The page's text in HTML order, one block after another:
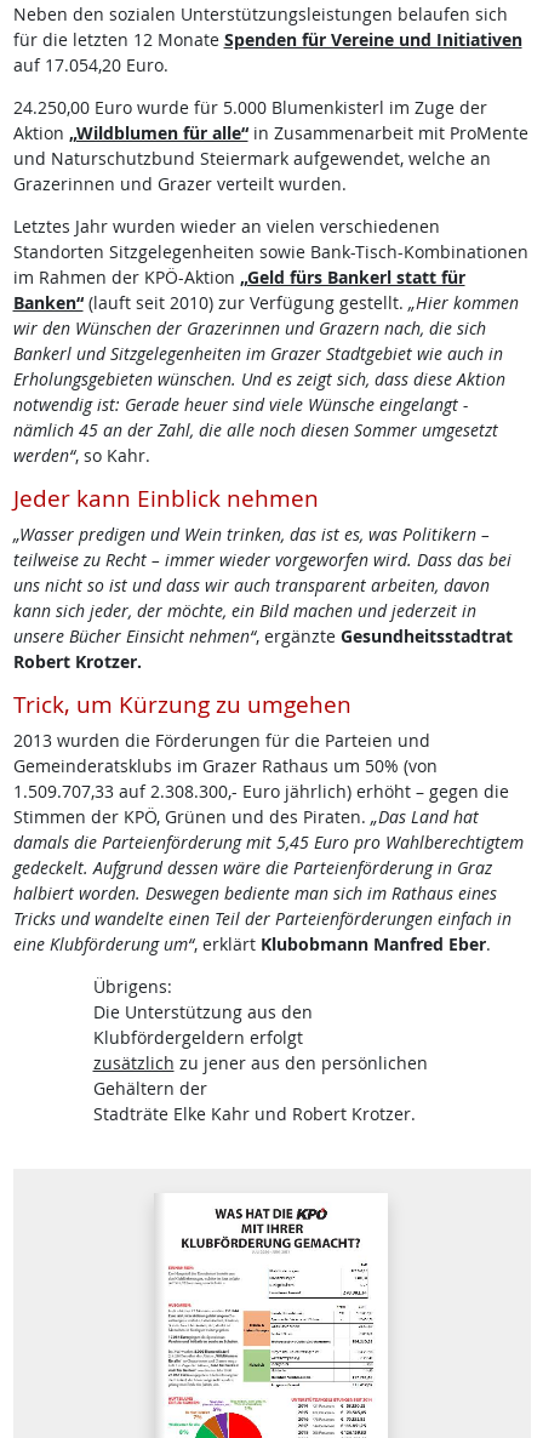
Neben den sozialen Unterstützungsleistungen belaufen sich
für die letzten 12 Monate Spenden für Vereine und Initiativen
auf 17.054,20 Euro.
24.250,00 Euro wurde für 5.000 Blumenkisterl im Zuge der
Aktion „Wildblumen für alle“in Zusammenarbeit mit ProMente
und Naturschutzbund Steiermark aufgewendet, welche an
Grazerinnen und Grazer verteilt wurden.
Letztes Jahr wurden wieder an vielen verschiedenen
Standorten Sitzgelegenheiten sowie Bank-Tisch-Kombinationen
im Rahmen der KPÖ-Aktion „Geld fürs Bankerl statt für
Banken“(lauft seit 2010) zur Verfügung gestellt. „Hier kommen
wir den Wünschen der Grazerinnen und Grazern nach, die sich
Bankerl und Sitzgelegenheiten im Grazer Stadtgebiet wie auch in
Erholungsgebieten wünschen. Und es zeigt sich, dass diese Aktion
notwendig ist: Gerade heuer sind viele Wünsche eingelangt -
nämlich 45 an der Zahl, die alle noch diesen Sommer umgesetzt
werden“, so Kahr.
Jeder kann Einblick nehmen
„Wasser predigen und Wein trinken, das ist es, was Politikern –
teilweise zu Recht – immer wieder vorgeworfen wird. Dass das bei
uns nicht so ist und dass wir auch transparent arbeiten, davon
kann sich jeder, der möchte, ein Bild machen und jederzeit in
unsere Bücher Einsicht nehmen“, ergänzte Gesundheitsstadtrat
Robert Krotzer.
Trick, um Kürzung zu umgehen
2013 wurden die Förderungen für die Parteien und
Gemeinderatsklubs im Grazer Rathaus um 50% (von
1.509.707,33 auf 2.308.300,- Euro jährlich) erhöht – gegen die
Stimmen der KPÖ, Grünen und des Piraten. „Das Land hat
damals die Parteienförderung mit 5,45 Euro pro Wahlberechtigtem
gedeckelt. Aufgrund dessen wäre die Parteienförderung in Graz
halbiert worden. Deswegen bediente man sich im Rathaus eines
Tricks und wandelte einen Teil der Parteienförderungen einfach in
eine Klubförderung um“, erklärt Klubobmann Manfred Eber.
Übrigens:
Die Unterstützung aus den
Klubfördergeldern erfolgt
zusätzlich zu jener aus den persönlichen
Gehältern der
Stadträte Elke Kahr und Robert Krotzer.